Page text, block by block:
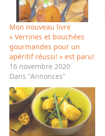
Mon nouveau livre
« Verrines et bouchées
gourmandes pour un
apéritif réussi! » est paru!
16 novembre 2020
Dans "Annonces"